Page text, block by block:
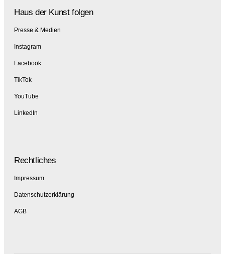
Haus der Kunst folgen
Presse & Medien
Instagram
Facebook
TikTok
YouTube
LinkedIn
Rechtliches
Impressum
Datenschutzerklärung
AGB